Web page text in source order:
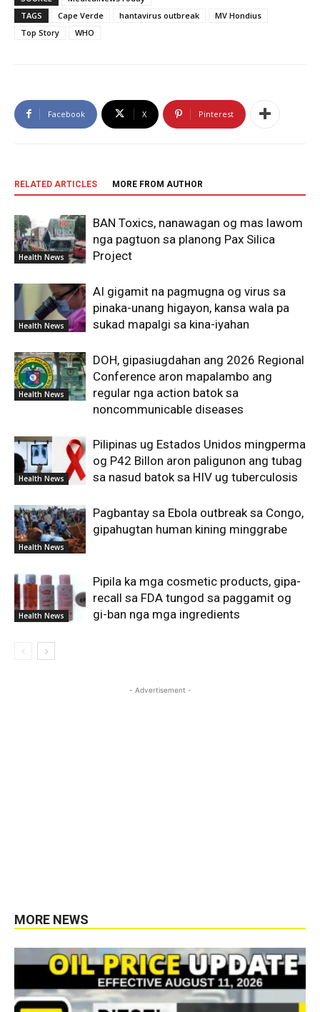
TAGS
Cape Verde hantavirus outbreak
MV Hondius
Top Story
WHO
Facebook X Pinterest
RELATED ARTICLES MORE FROM AUTHOR
Health News
BAN Toxics, nanawagan og mas lawom
nga pagtuon sa planong Pax Silica
Project
Health News
AI gigamit na pagmugna og virus sa
pinaka-unang higayon, kansa wala pa
sukad mapalgi sa kina-iyahan
Health News
DOH, gipasiugdahan ang 2026 Regional
Conference aron mapalambo ang
regular nga action batok sa
noncommunicable diseases
Health News
Pilipinas ug Estados Unidos mingperma
og P42 Billon aron paligunon ang tubag
sa nasud batok sa HIV ug tuberculosis
Health News
Pagbantay sa Ebola outbreak sa Congo,
gipahugtan human kining minggrabe
Health News
Pipila ka mga cosmetic products, gipa-
recall sa FDA tungod sa paggamit og
gi-ban nga mga ingredients
- Advertisement -
MORE NEWS